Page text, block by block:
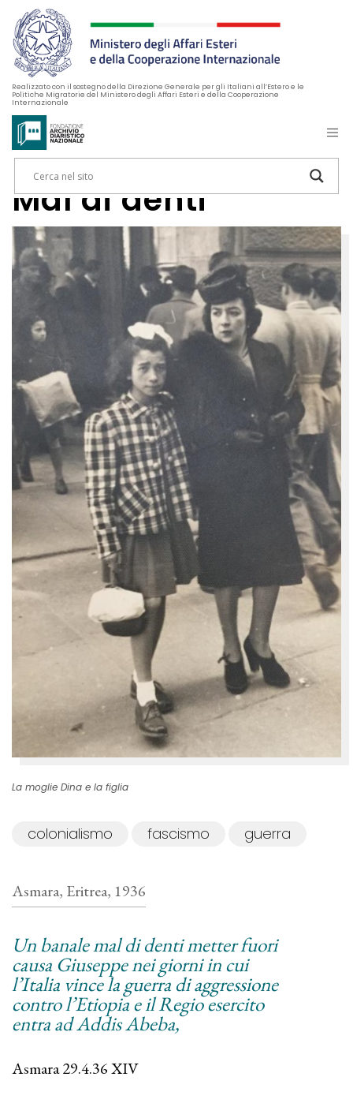
Realizzato con il sostegno della Direzione Generale per gli Italiani all’Estero e le
Politiche Migratorie del Ministero degli Affari Esteri e della Cooperazione
Internazionale
Mal di denti
La moglie Dina e la figlia
colonialismo fascismo guerra
Asmara, Eritrea, 1936
Un banale mal di denti metter fuori
causa Giuseppe nei giorni in cui
l’Italia vince la guerra di aggressione
contro l’Etiopia e il Regio esercito
entra ad Addis Abeba,
Asmara 29.4.36 XIV